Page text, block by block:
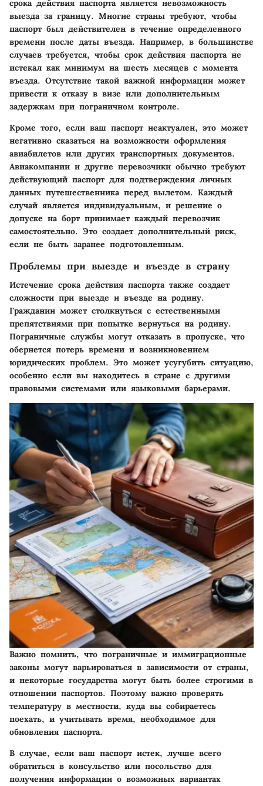
срока действия паспорта является невозможность
выезда за границу. Многие страны требуют, чтобы
паспорт был действителен в течение определенного
времени после даты въезда. Например, в большинстве
случаев требуется, чтобы срок действия паспорта не
истекал как минимум на шесть месяцев с момента
въезда. Отсутствие такой важной информации может
привести к отказу в визе или дополнительным
задержкам при пограничном контроле.
Кроме того, если ваш паспорт неактуален, это может
негативно сказаться на возможности оформления
авиабилетов или других транспортных документов.
Авиакомпании и другие перевозчики обычно требуют
действующий паспорт для подтверждения личных
данных путешественника перед вылетом. Каждый
случай является индивидуальным, и решение о
допуске на борт принимает каждый перевозчик
самостоятельно. Это создает дополнительный риск,
если не быть заранее подготовленным.
Проблемы при выезде и въезде в страну
Истечение срока действия паспорта также создает
сложности при выезде и въезде на родину.
Гражданин может столкнуться с естественными
препятствиями при попытке вернуться на родину.
Пограничные службы могут отказать в пропуске, что
обернется потерь времени и возникновением
юридических проблем. Это может усугубить ситуацию,
особенно если вы находитесь в стране с другими
правовыми системами или языковыми барьерами.
Важно помнить, что пограничные и иммиграционные
законы могут варьироваться в зависимости от страны,
и некоторые государства могут быть более строгими в
отношении паспортов. Поэтому важно проверять
температуру в местности, куда вы собираетесь
поехать, и учитывать время, необходимое для
обновления паспорта.
В случае, если ваш паспорт истек, лучше всего
обратиться в консульство или посольство для
получения информации о возможных вариантах